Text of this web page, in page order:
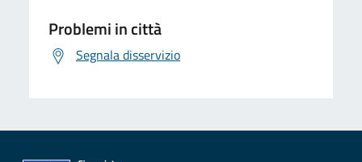
Problemi in città
Segnala disservizio